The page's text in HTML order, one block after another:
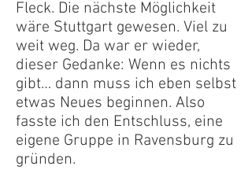
Fleck. Die nächste Möglichkeit
wäre Stuttgart gewesen. Viel zu
weit weg. Da war er wieder,
dieser Gedanke: Wenn es nichts
gibt… dann muss ich eben selbst
etwas Neues beginnen. Also
fasste ich den Entschluss, eine
eigene Gruppe in Ravensburg zu
gründen.